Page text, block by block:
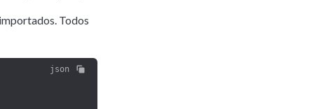
Todos
json